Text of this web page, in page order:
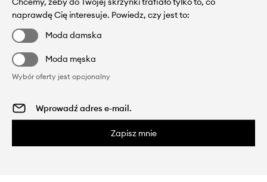
naprawdę Cię interesuje. Powiedz, czy jest to:
Moda damska
Moda męska
Wybór oferty jest opcjonalny
Zapisz mnie